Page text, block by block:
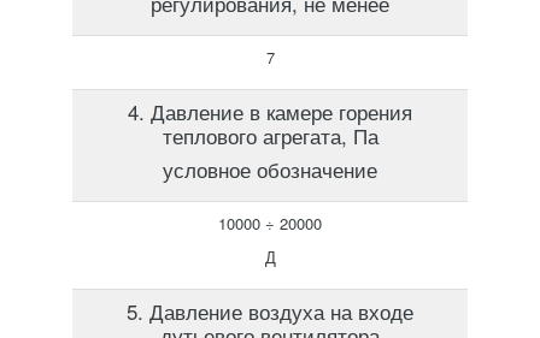
7
4. Давление в камере горения
теплового агрегата, Па
условное обозначение
10000 ÷ 20000
Д
5. Давление воздуха на входе